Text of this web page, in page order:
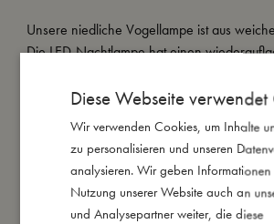
Unsere niedliche Vogellampe ist aus
Die LED-Nachtlampe hat einen
USB-Kabel und wird nicht heiß. Bei vollem
für 6-8 Stunden.
Vogel Birk ist Teil unserer Interior-Kollektion
So groß bin ich
Diese Webseite verwendet
Wir verwenden Cookies, um Inhalte
zu personalisieren und unseren
analysieren. Wir geben
Nutzung unserer Website auch an
und Analysepartner weiter, die diese